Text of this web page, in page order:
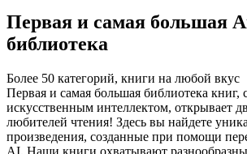
Первая и самая большая
библиотека
Более 50 категорий, книги на любой вкус
Первая и самая большая библиотека книг,
искусственным интеллектом, открывает
любителей чтения! Здесь вы найдете
произведения, созданные при помощи